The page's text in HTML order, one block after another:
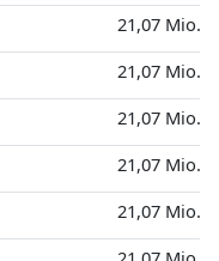
21,07 Mio.
21,07 Mio.
21,07 Mio.
21,07 Mio.
21,07 Mio.